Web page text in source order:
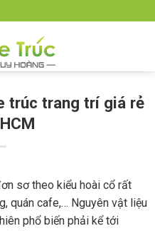
trúc trang trí giá rẻ
sơ theo kiểu hoài cổ rất
quán cafe,… Nguyên vật liệu
phổ biến phải kể tới